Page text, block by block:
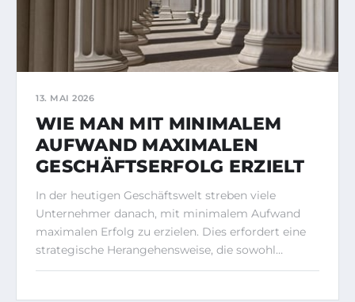
13. MAI 2026
WIE MAN MIT MINIMALEM
AUFWAND MAXIMALEN
GESCHÄFTSERFOLG ERZIELT
In der heutigen Geschäftswelt streben viele
Unternehmer danach, mit minimalem Aufwand
maximalen Erfolg zu erzielen. Dies erfordert eine
strategische Herangehensweise, die sowohl…